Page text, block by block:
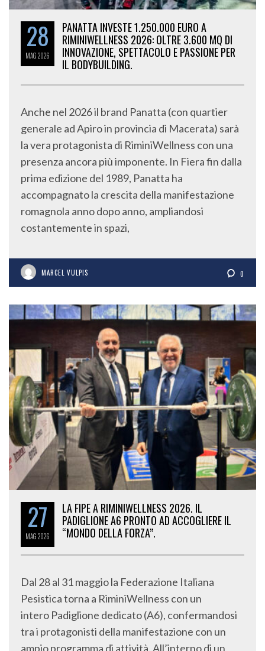
28
MAG2026
PANATTA INVESTE 1.250.000 EURO A
RIMINIWELLNESS 2026: OLTRE 3.600 MQ DI
INNOVAZIONE, SPETTACOLO E PASSIONE PER
IL BODYBUILDING.
Anche nel 2026 il brand Panatta (con quartier
generale ad Apiro in provincia di Macerata) sarà
la vera protagonista di RiminiWellness con una
presenza ancora più imponente. In Fiera fin dalla
prima edizione del 1989, Panatta ha
accompagnato la crescita della manifestazione
romagnola anno dopo anno, ampliandosi
costantemente in spazi,
MARCEL VULPIS 0
27
MAG2026
LA FIPE A RIMINIWELLNESS 2026. IL
PADIGLIONE A6 PRONTO AD ACCOGLIERE IL
“MONDO DELLA FORZA”.
Dal 28 al 31 maggio la Federazione Italiana
Pesistica torna a RiminiWellness con un
intero Padiglione dedicato (A6), confermandosi
tra i protagonisti della manifestazione con un
ampio programma di attività. All’interno di un